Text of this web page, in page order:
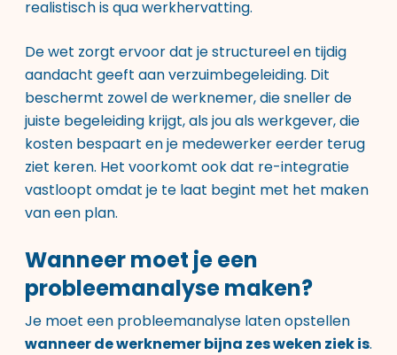
realistisch is qua werkhervatting.
De wet zorgt ervoor dat je structureel en tijdig
aandacht geeft aan verzuimbegeleiding. Dit
beschermt zowel de werknemer, die sneller de
juiste begeleiding krijgt, als jou als werkgever, die
kosten bespaart en je medewerker eerder terug
ziet keren. Het voorkomt ook dat re-integratie
vastloopt omdat je te laat begint met het maken
van een plan.
Wanneer moet je een
probleemanalyse maken?
Je moet een probleemanalyse laten opstellen
wanneer de werknemer bijna zes weken ziek is.